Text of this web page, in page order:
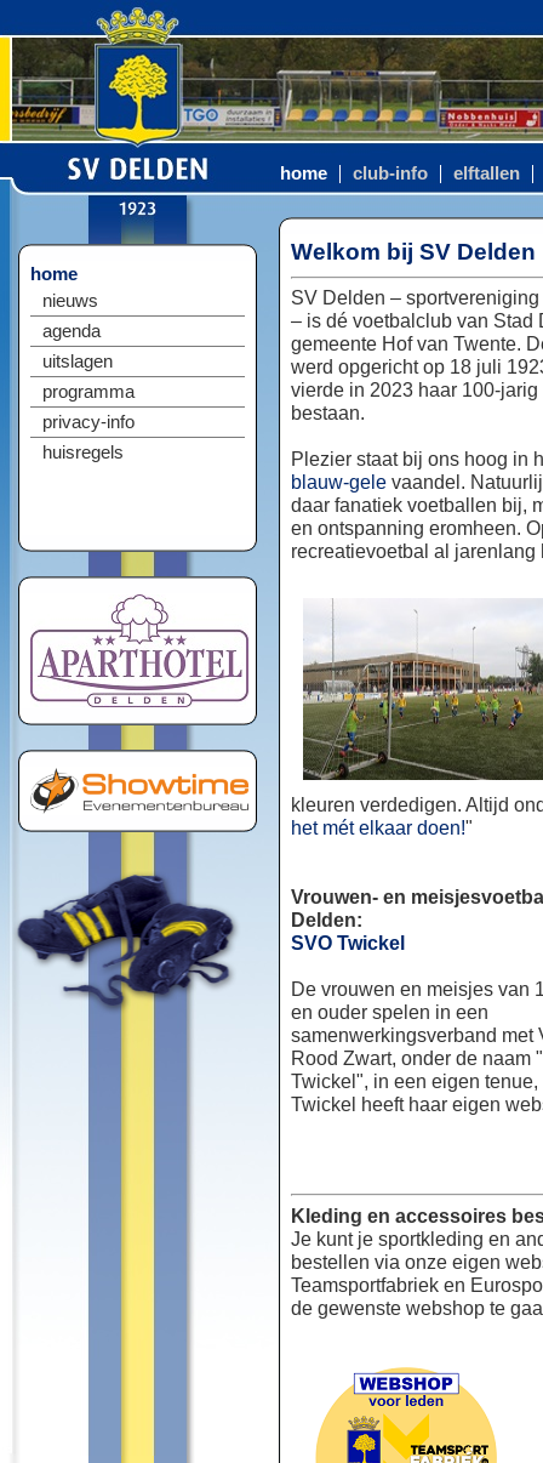
home club-info elftallen
home
nieuws
agenda
uitslagen
programma
privacy-info
huisregels
Welkom bij SV Delden
SV Delden –
– is dé voetbalclub van Stad
gemeente Hof van Twente.
werd opgericht op 18 juli
vierde in 2023 haar 100-jarig
bestaan.
Plezier staat bij ons hoog in
blauw-gele vaandel.
daar fanatiek voetballen bij,
en ontspanning eromheen.
recreatievoetbal al jarenlang
kleuren verdedigen. Altijd
het mét elkaar doen!"
Vrouwen- en
Delden:
SVO Twickel
De vrouwen en meisjes van
en ouder spelen in een
samenwerkingsverband met
Rood Zwart, onder de naam
Twickel", in een eigen
Twickel heeft haar eigen
Kleding en accessoires
Je kunt je sportkleding en
bestellen via onze eigen
Teamsportfabriek en
de gewenste webshop te